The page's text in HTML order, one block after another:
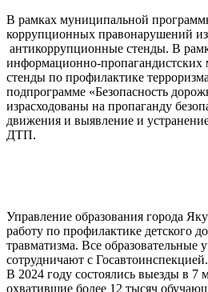
В рамках муниципальной
коррупционных правонарушений
антикоррупционные стенды. В
информационно-пропагандистских
стенды по профилактике
подпрограмме «Безопасность
израсходованы на пропаганду
движения и выявление и
ДТП.
Управление образования города
работу по профилактике детского
травматизма. Все образовательные
сотрудничают с Госавтоинспекцией.
В 2024 году состоялись выезды в 7
охватившие более 12 тысяч